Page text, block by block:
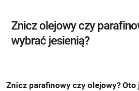
Znicz olejowy czy
wybrać jesienią?
Znicz parafinowy czy olejowy? Oto